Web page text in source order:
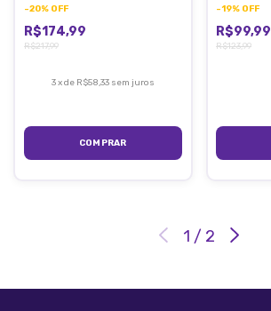
-20% OFF
R$174,99
R$217,99
3xde R$58,33 sem juros
-19% OFF
R$99,99
R$123,99
1 / 2